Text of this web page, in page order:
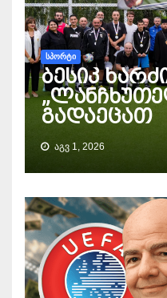
ᲡᲞᲝᲠᲢᲘ
ბესიკ
გადაეცათ
ᲐᲒᲕ 1, 2026